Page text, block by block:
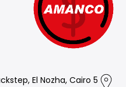
El Nozha, Cairo